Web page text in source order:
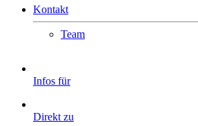
Kontakt
Team
Infos für
Direkt zu